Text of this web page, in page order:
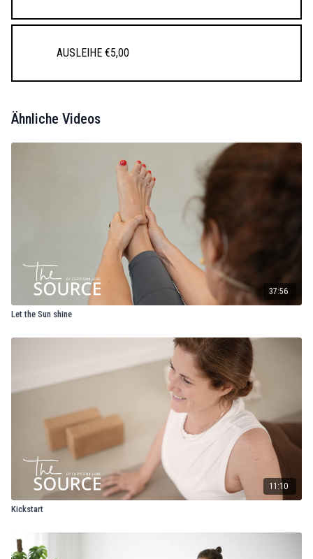
Ausleihe €5,00
Ähnliche Videos
37:56
Let the Sun shine
11:10
Kickstart